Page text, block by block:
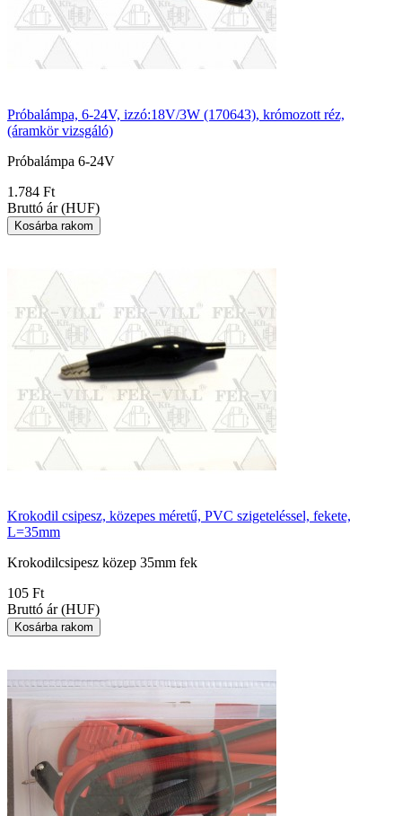
Próbalámpa, 6-24V, izzó:18V/3W (170643), krómozott réz,
(áramkör vizsgáló)
Próbalámpa 6-24V
1.784 Ft
Bruttó ár (HUF)
Krokodil csipesz, közepes méretű, PVC szigeteléssel, fekete,
L=35mm
Krokodilcsipesz közep 35mm fek
105 Ft
Bruttó ár (HUF)